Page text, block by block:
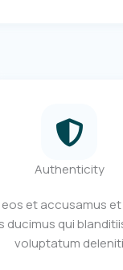
Authenticity
et accusamus
ducimus qui
voluptatum deleniti